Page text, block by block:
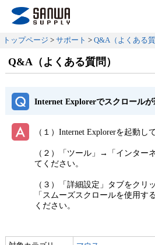
トップページ > サポート > Q&A（よくある質
Q&A（よくある質問）
Internet Explorerでスクロールが
（１）Internet Explorerを起動し
（２）「ツール」→「インター
てください。
（３）「詳細設定」タブをクリ
「スムーズスクロールを使用す
ください。